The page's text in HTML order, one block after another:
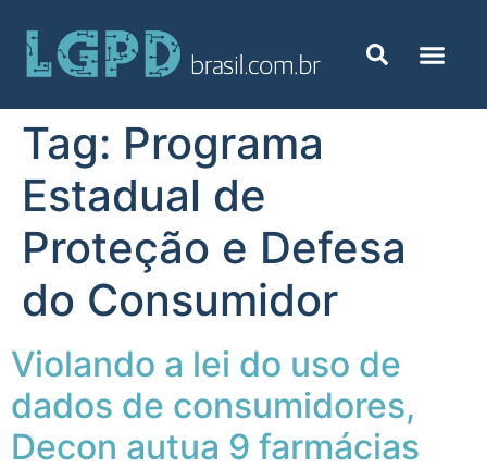
Tag: Programa
Estadual de
Proteção e Defesa
do Consumidor
Violando a lei do uso de
dados de consumidores,
Decon autua 9 farmácias